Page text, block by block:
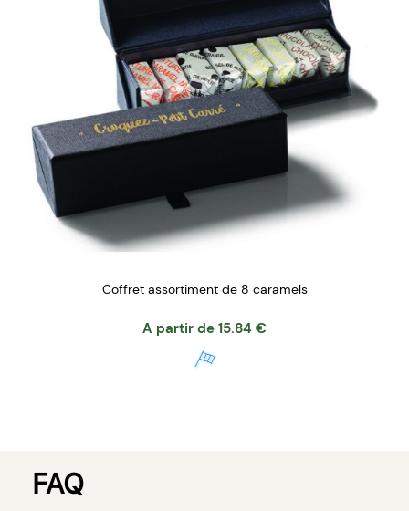
Coffret assortiment de 8 caramels
A partir de 15.84 €
FAQ